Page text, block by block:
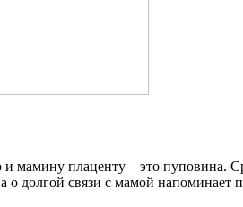
плаценту – это пуповина.
а о долгой связи с мамой